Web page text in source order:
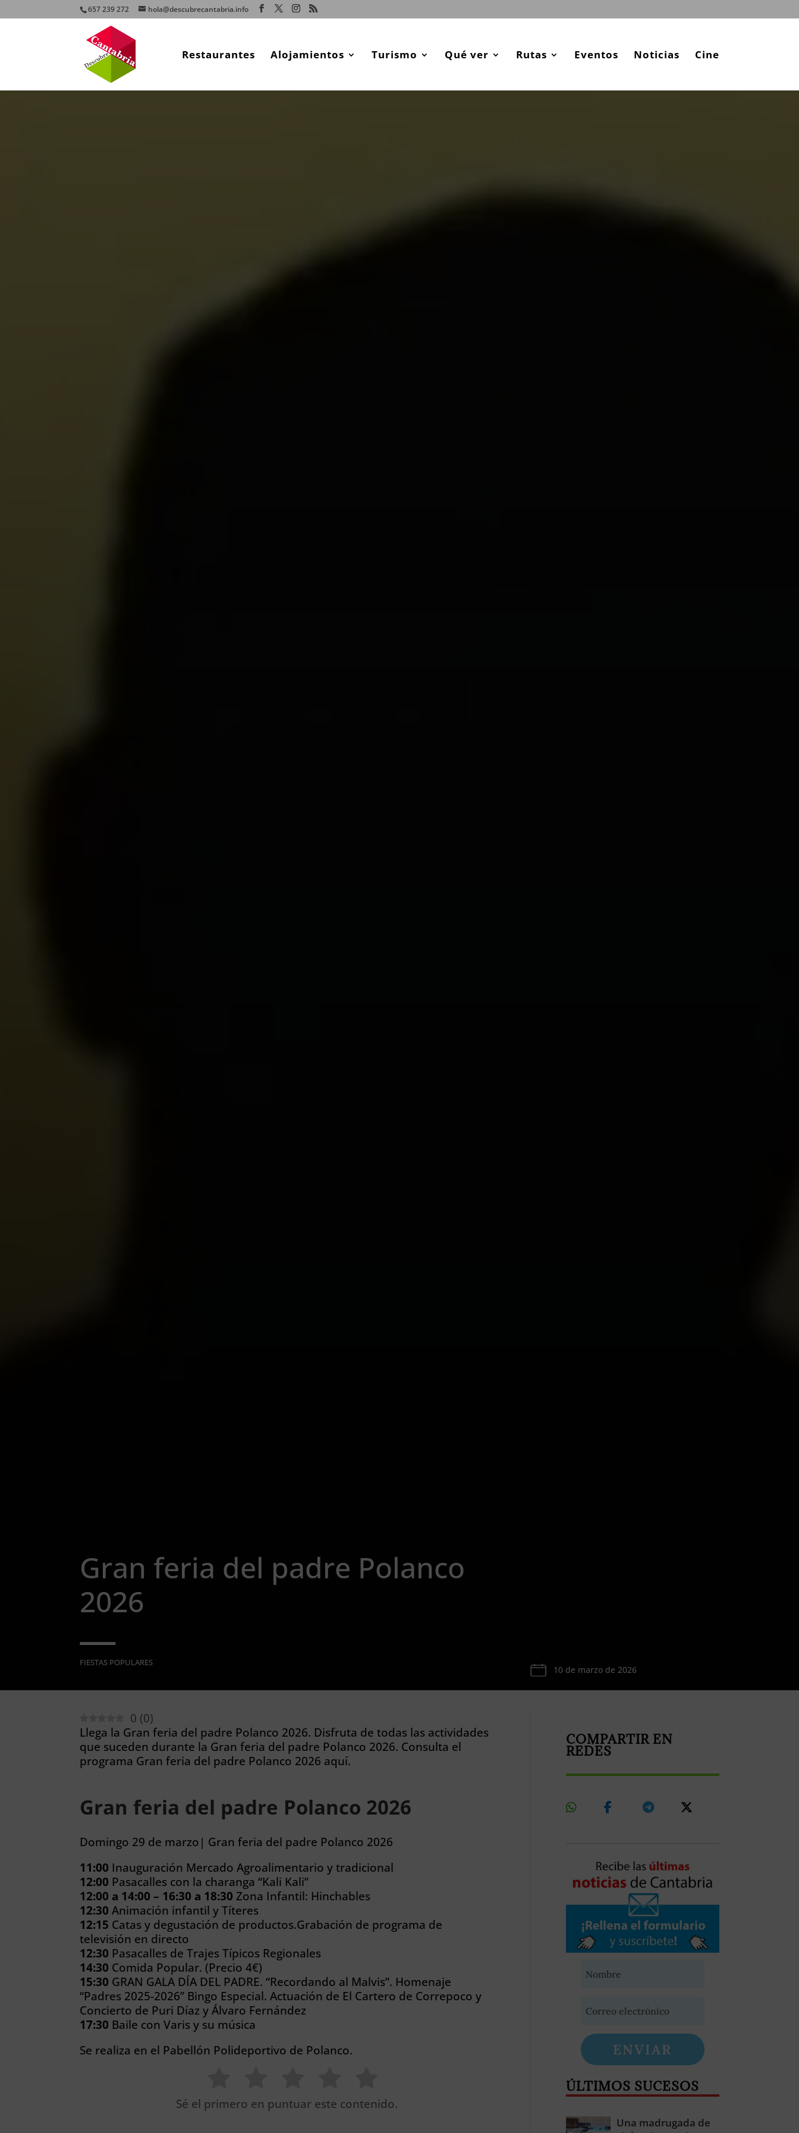
657 239 272 hola@descubrecantabria.info
Restaurantes Alojamientos Turismo Qué ver Rutas Eventos Noticias Cine
Gran feria del padre Polanco
2026
FIESTAS POPULARES
10 de marzo de 2026
0 (0)
Llega la Gran feria del padre Polanco 2026. Disfruta de todas las actividades
que suceden durante la Gran feria del padre Polanco 2026. Consulta el
programa Gran feria del padre Polanco 2026 aquí.
Gran feria del padre Polanco 2026
Domingo 29 de marzo| Gran feria del padre Polanco 2026
11:00 Inauguración Mercado Agroalimentario y tradicional
12:00 Pasacalles con la charanga “Kali Kali”
12:00 a 14:00 – 16:30 a 18:30 Zona Infantil: Hinchables
12:30 Animación infantil y Títeres
12:15 Catas y degustación de productos.Grabación de programa de
televisión en directo
12:30 Pasacalles de Trajes Típicos Regionales
14:30 Comida Popular. (Precio 4€)
15:30 GRAN GALA DÍA DEL PADRE. “Recordando al Malvis”. Homenaje
“Padres 2025-2026” Bingo Especial. Actuación de El Cartero de Correpoco y
Concierto de Puri Díaz y Álvaro Fernández
17:30 Baile con Varis y su música
Se realiza en el Pabellón Polideportivo de Polanco.
Sé el primero en puntuar este contenido.
COMPARTIR EN
REDES
ENVIAR
ÚLTIMOS SUCESOS
Una madrugada de